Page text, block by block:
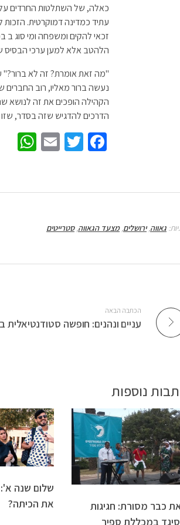
כאלה, של השתלטות החרדים על
עתיד כמדינה דמוקרטית. הזכות
זכאי להקים ומשפחה ומי סוג ב
הלהטב אלא למען ערכי הבסיס
נעשה ברור מאליו, רוב החברים
הקהילה הופכים את זה לנושא
הדרכים להדגיש שזה בסדר, שזו
Fa
o
k
T
er
E
W
sA
גאווה,ירושלים,מצעד הגאווה,סטרייטים
הכתבה הבאה
נוספות
כבר מסורת: חגיגות
במכללת ספיר
שלום שנה
את הכיתה?